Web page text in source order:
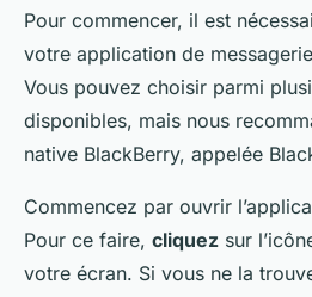
Pour commencer, il est
votre application de
Vous pouvez choisir parmi
disponibles, mais nous
native BlackBerry, appelée
Commencez par ouvrir
Pour ce faire, cliquez sur
votre écran. Si vous ne la